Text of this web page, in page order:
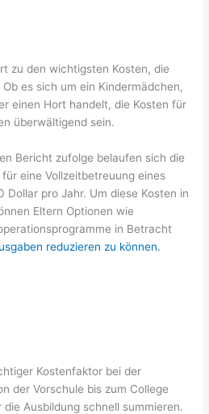
zu den wichtigsten Kosten, die
es sich um ein Kindermädchen,
einen Hort handelt, die Kosten für
überwältigend sein.
Bericht zufolge belaufen sich die
eine Vollzeitbetreuung eines
Dollar pro Jahr. Um diese Kosten in
Eltern Optionen wie
in Betracht
reduzieren zu können.
Kostenfaktor bei der
der Vorschule bis zum College
Ausbildung schnell summieren.